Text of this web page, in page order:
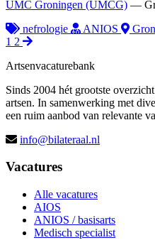
UMC Groningen (UMCG) —
nefrologie
ANIOS
1 2
Artsenvacaturebank
Sinds 2004 hét grootste
artsen. In samenwerking met
een ruim aanbod van relevante
info@bilateraal.nl
Vacatures
Alle vacatures
AIOS
ANIOS / basisarts
Medisch specialist